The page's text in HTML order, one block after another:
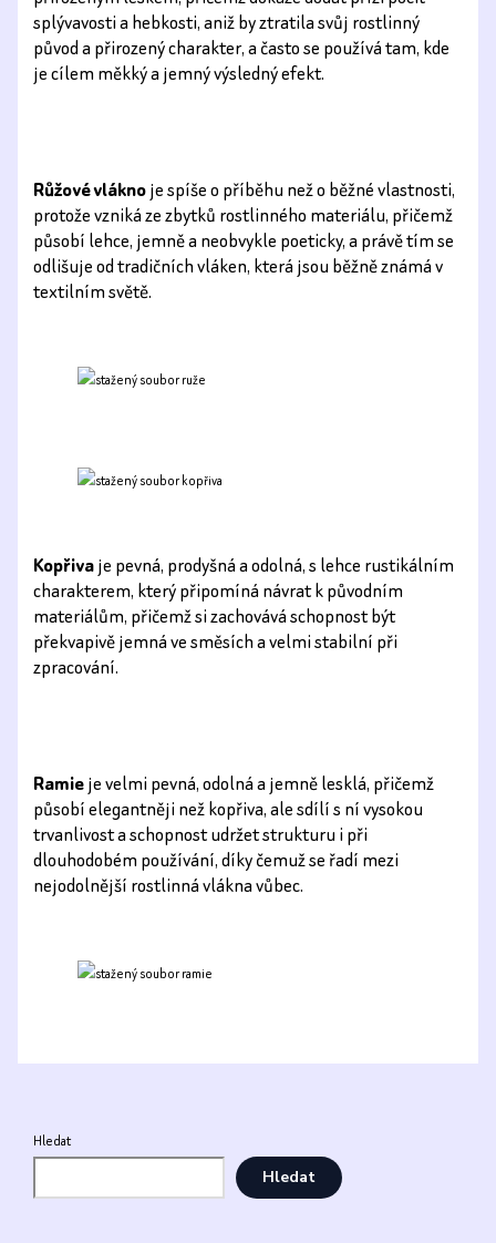
splývavosti a hebkosti, aniž by ztratila svůj rostlinný
původ a přirozený charakter, a často se používá tam, kde
je cílem měkký a jemný výsledný efekt.
Růžové vláknoje spíše o příběhu než o běžné vlastnosti,
protože vzniká ze zbytků rostlinného materiálu, přičemž
působí lehce, jemně a neobvykle poeticky, a právě tím se
odlišuje od tradičních vláken, která jsou běžně známá v
textilním světě.
Kopřivaje pevná, prodyšná a odolná, s lehce rustikálním
charakterem, který připomíná návrat k původním
materiálům, přičemž si zachovává schopnost být
překvapivě jemná ve směsích a velmi stabilní při
zpracování.
Ramieje velmi pevná, odolná a jemně lesklá, přičemž
působí elegantněji než kopřiva, ale sdílí s ní vysokou
trvanlivost a schopnost udržet strukturu i při
dlouhodobém používání, díky čemuž se řadí mezi
nejodolnější rostlinná vlákna vůbec.
Hledat
Hledat